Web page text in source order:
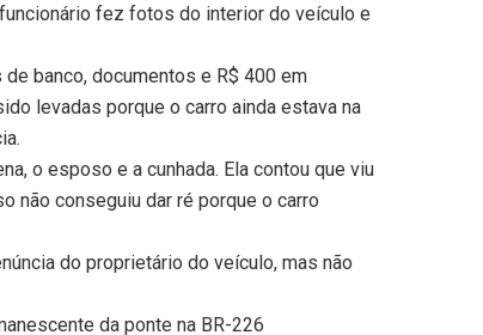
fez fotos do interior do veículo e
banco, documentos e R$ 400 em
levadas porque o carro ainda estava na
o esposo e a cunhada. Ela contou que viu
não conseguiu dar ré porque o carro
do proprietário do veículo, mas não
da ponte na BR-226